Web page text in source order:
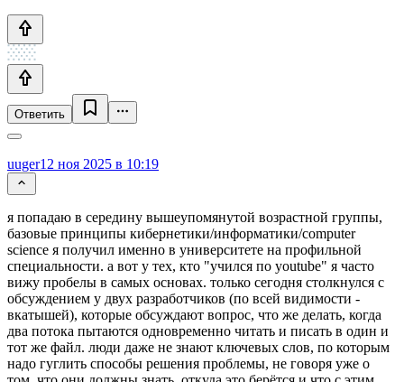
Ответить
uuger12 ноя 2025 в 10:19
я попадаю в середину вышеупомянутой возрастной группы,
базовые принципы кибернетики/информатики/computer
science я получил именно в университете на профильной
специальности. а вот у тех, кто "учился по youtube" я часто
вижу пробелы в самых основах. только сегодня столкнулся с
обсуждением у двух разработчиков (по всей видимости -
вкатышей), которые обсуждают вопрос, что же делать, когда
два потока пытаются одновременно читать и писать в один и
тот же файл. люди даже не знают ключевых слов, по которым
надо гуглить способы решения проблемы, не говоря уже о